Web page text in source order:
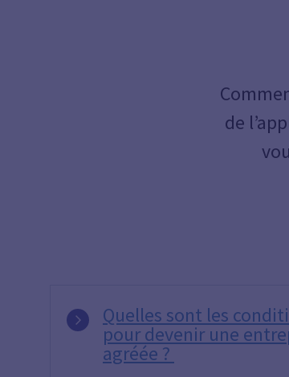
de
Quelles sont les
pour devenir une
agréée ?